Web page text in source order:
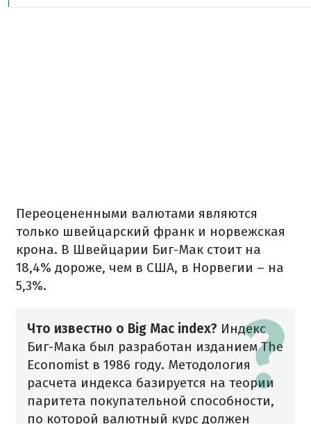
Переоцененными валютами являются
только швейцарский франк и норвежская
крона. В Швейцарии Биг-Мак стоит на
18,4% дороже, чем в США, в Норвегии – на
5,3%.
Что известно о Big Mac index? Индекс
Биг-Мака был разработан изданием The
Economist в 1986 году. Методология
расчета индекса базируется на теории
паритета покупательной способности,
по которой валютный курс должен